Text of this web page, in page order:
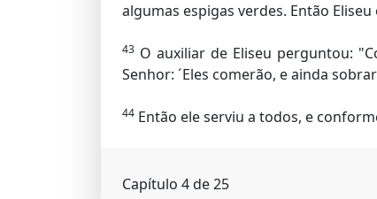
algumas espigas verdes. Então
43 O auxiliar de Eliseu perguntou:
Senhor: ´Eles comerão, e ainda
44 Então ele serviu a todos, e
Capítulo 4 de 25